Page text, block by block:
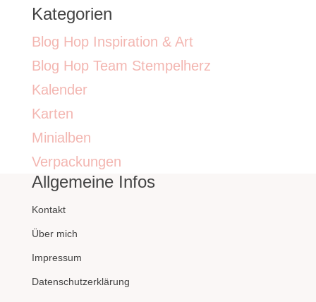
Kategorien
Blog Hop Inspiration & Art
Blog Hop Team Stempelherz
Kalender
Karten
Minialben
Verpackungen
Allgemeine Infos
Kontakt
Über mich
Impressum
Datenschutzerklärung